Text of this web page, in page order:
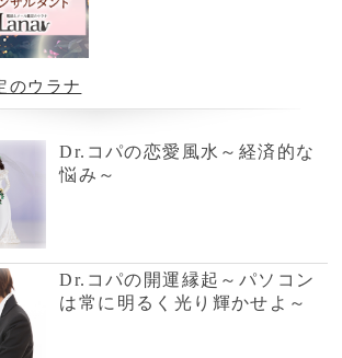
テレビで話題の紫月香帆が
は？